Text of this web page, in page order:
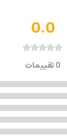
0.0
0تقييمات